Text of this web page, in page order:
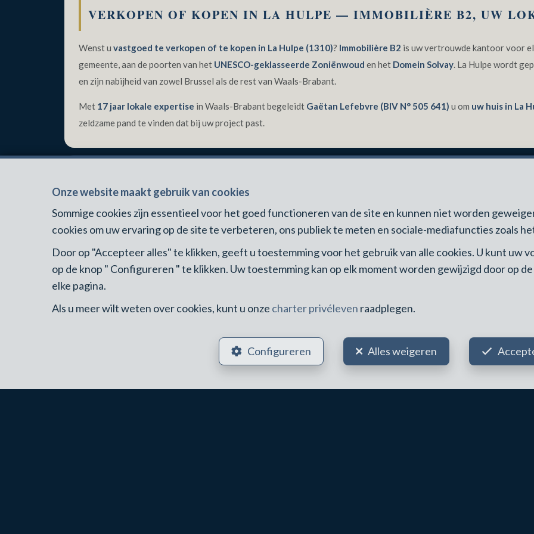
IMMOBILIÈREVERKOPEN OF KOPEN IN LA HULPE — IMMOBILIÈRE B2, UW
Wenst u vastgoed te verkopen of te kopen in La Hulpe (1310)? Immobilière B2 is uw vertrouwde kantoor voor
gemeente, aan de poorten van het UNESCO-geklasseerde Zoniënwoud en het Domein Solvay . La Hulpe wordt
en zijn nabijheid van zowel Brussel als de rest van Waals-Brabant.
Met 17 jaar lokale expertise in Waals-Brabant begeleidt Gaëtan Lefebvre (BIV N° 505 641) u om uw huis in La
zeldzame pand te vinden dat bij uw project past.
WAAROM WONEN OF INVESTEREN IN LA HULPE?
◆ UNESCO-geklasseerd Zoniënwoud— Een uitzonderlijk natuurpark direct toegankelijk vanaf uw voordeur
◆ Domein Solvay en Manoir Park — Uniek erfgoed, uitzonderlijke landelijke en residentiële sfeer
◆ Station van La Hulpe
◆ Selectieve en kwaliteitsvolle markt — Karakterpanden in La Hulpe trekken een zeer gerichte en trouwe
— Strategische positie tussen het hart van Waals-Brabant en de premiumgemeenten van
Onze website maakt gebruik van cookies
Sommige cookies zijn essentieel voor het goed functioneren van de site en kunnen niet worden
cookies om uw ervaring op de site te verbeteren, ons publiek te meten en sociale-mediafuncties zoals
Door op "Accepteer alles" te klikken, geeft u toestemming voor het gebruik van alle cookies. U kunt uw
op de knop " Configureren " te klikken. Uw toestemming kan op elk moment worden gewijzigd door op
elke pagina.
Als u meer wilt weten over cookies, kunt u onze charter privéleven raadplegen.
Configureren Alles weigeren